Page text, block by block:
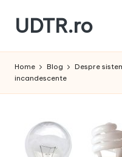
Skip
content
UDTR.ro
te
Home Blog Despre
incandescente